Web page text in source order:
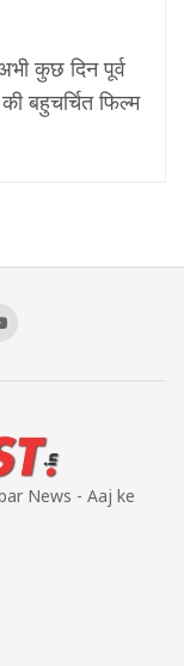
कुछ दिन पूर्व
बहुचर्चित फिल्म
News - Aaj ke